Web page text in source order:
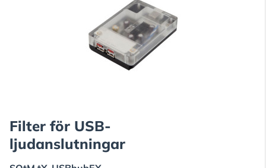
Filter för USB-
ljudanslutningar